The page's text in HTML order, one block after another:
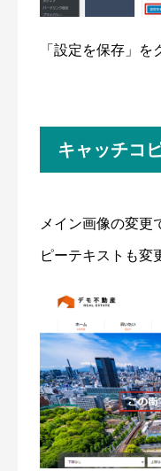
「設定を保存」を
キャッチコ
メイン画像の変更
ピーテキストも変